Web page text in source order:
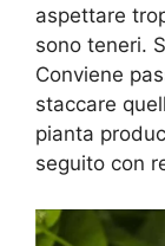
aspettare
sono teneri.
Conviene
staccare
pianta
seguito con